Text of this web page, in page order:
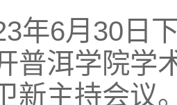
年6月30日
普洱学院学
新主持会议